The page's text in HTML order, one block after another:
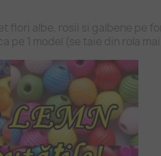
flori albe, rosii si galbene pe
pe 1 model (se taie din rola mai